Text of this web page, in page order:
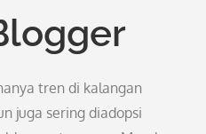
tren di kalangan
juga sering diadopsi